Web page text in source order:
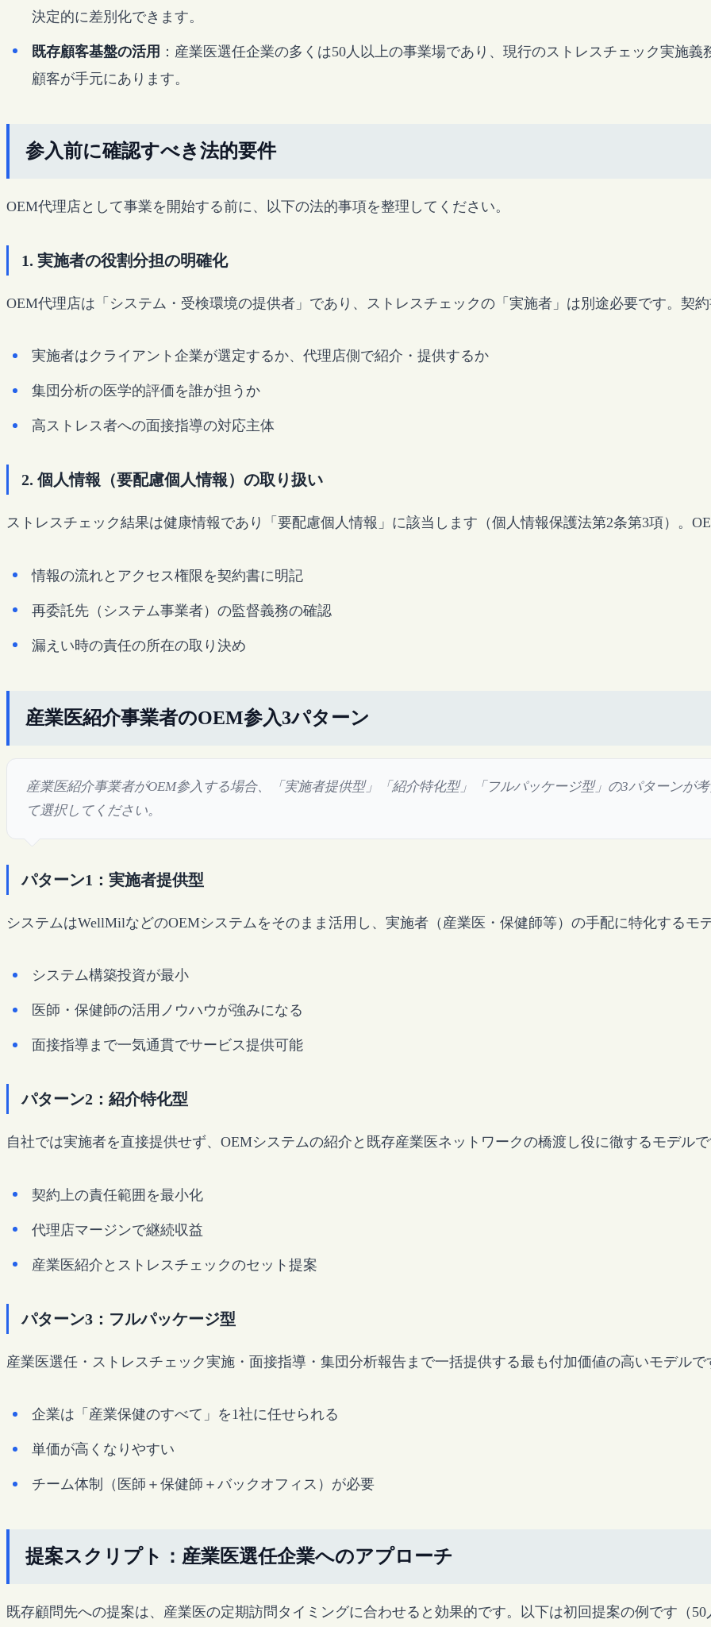
決定的に差別化できます。
既存顧客基盤の活用 ：産業医選任企業の多くは50人以上の事業場であり、現行のストレスチェック実施
顧客が手元にあります。
参入前に確認すべき法的要件
OEM代理店として事業を開始する前に、以下の法的事項を整理してください。
1. 実施者の役割分担の明確化
OEM代理店は「システム・受検環境の提供者」であり、ストレスチェックの「実施者」は別途必要です。契
実施者はクライアント企業が選定するか、代理店側で紹介・提供するか
集団分析の医学的評価を誰が担うか
高ストレス者への面接指導の対応主体
2. 個人情報（要配慮個人情報）の取り扱い
ストレスチェック結果は健康情報であり「要配慮個人情報」に該当します（個人情報保護法第2条第3項）。
情報の流れとアクセス権限を契約書に明記
再委託先（システム事業者）の監督義務の確認
漏えい時の責任の所在の取り決め
産業医紹介事業者のOEM参入3パターン
産業医紹介事業者がOEM参入する場合、「実施者提供型」「紹介特化型」「フルパッケージ型」の3パターンが
て選択してください。
パターン1：実施者提供型
システムはWellMilなどのOEMシステムをそのまま活用し、実施者（産業医・保健師等）の手配に特化するモ
システム構築投資が最小
医師・保健師の活用ノウハウが強みになる
面接指導まで一気通貫でサービス提供可能
パターン2：紹介特化型
自社では実施者を直接提供せず、OEMシステムの紹介と既存産業医ネットワークの橋渡し役に徹するモデル
契約上の責任範囲を最小化
代理店マージンで継続収益
産業医紹介とストレスチェックのセット提案
パターン3：フルパッケージ型
産業医選任・ストレスチェック実施・面接指導・集団分析報告まで一括提供する最も付加価値の高いモデルで
企業は「産業保健のすべて」を1社に任せられる
単価が高くなりやすい
チーム体制（医師＋保健師＋バックオフィス）が必要
提案スクリプト：産業医選任企業へのアプローチ
既存顧問先への提案は、産業医の定期訪問タイミングに合わせると効果的です。以下は初回提案の例です（